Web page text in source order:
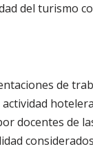
del turismo
de
docentes de